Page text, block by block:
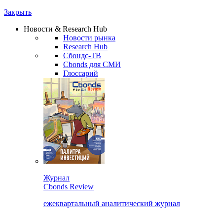
Закрыть
Новости & Research Hub
Новости рынка
Research Hub
Сбондс-ТВ
Cbonds для СМИ
Глоссарий
Журнал
Cbonds Review
ежеквартальный аналитический журнал